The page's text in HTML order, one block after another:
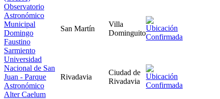
Observatorio
Astronómico
Municipal
Domingo
Faustino
Sarmiento
San Martín
Villa
Dominguito
Universidad
Nacional de San
Juan - Parque
Astronómico
Alter Caelum
Rivadavia
Ciudad de
Rivadavia